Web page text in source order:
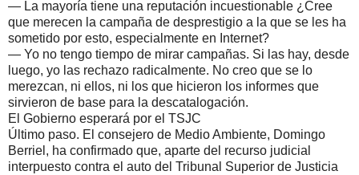
— La mayoría tiene una reputación incuestionable ¿Cree
que merecen la campaña de desprestigio a la que se les ha
sometido por esto, especialmente en Internet?
— Yo no tengo tiempo de mirar campañas. Si las hay, desde
luego, yo las rechazo radicalmente. No creo que se lo
merezcan, ni ellos, ni los que hicieron los informes que
sirvieron de base para la descatalogación.
El Gobierno esperará por el TSJC
Último paso. El consejero de Medio Ambiente, Domingo
Berriel, ha confirmado que, aparte del recurso judicial
interpuesto contra el auto del Tribunal Superior de Justicia